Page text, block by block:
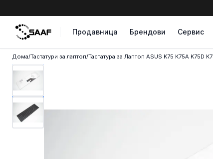
Продавница Брендови Сервис
Дома/Тастатури за лаптоп/Тастатура за Лаптоп ASUS K75 K75A K75D